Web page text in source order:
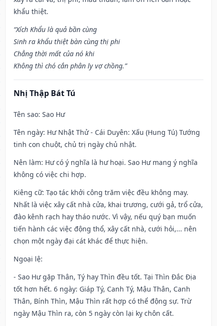
khẩu thiệt.
“Xích Khẩu là quả bần cùng
Sinh ra khẩu thiệt bàn cùng thị phi
Chẳng thời mất của nó khi
Không thì chó cắn phân ly vợ chồng.”
Nhị Thập Bát Tú
Tên sao: Sao Hư
Tên ngày: Hư Nhật Thử - Cái Duyên: Xấu (Hung Tú) Tướng
tinh con chuột, chủ trị ngày chủ nhật.
Nên làm: Hư có ý nghĩa là hư hoại. Sao Hư mang ý nghĩa
không có việc chi hợp.
Kiêng cữ: Tạo tác khởi công trăm việc đều không may.
Nhất là việc xây cất nhà cửa, khai trương, cưới gả, trổ cửa,
đào kênh rạch hay tháo nước. Vì vậy, nếu quý bạn muốn
tiến hành các việc động thổ, xây cất nhà, cưới hỏi,... nên
chọn một ngày đại cát khác để thực hiện.
Ngoại lệ:
- Sao Hư gặp Thân, Tý hay Thìn đều tốt. Tại Thìn Đắc Địa
tốt hơn hết. 6 ngày: Giáp Tý, Canh Tý, Mậu Thân, Canh
Thân, Bính Thìn, Mậu Thìn rất hợp có thể động sự. Trừ
ngày Mậu Thìn ra, còn 5 ngày còn lại kỵ chôn cất.